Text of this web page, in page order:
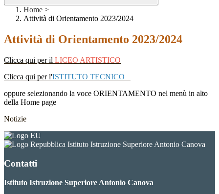
Home >
Attività di Orientamento 2023/2024
Attività di Orientamento 2023/2024
Clicca qui per il LICEO ARTISTICO
Clicca qui per l'ISTITUTO TECNICO
oppure selezionando la voce ORIENTAMENTO nel menù in alto
della Home page
Notizie
Istituto Istruzione Superiore Antonio Canova
Contatti
Istituto Istruzione Superiore Antonio Canova